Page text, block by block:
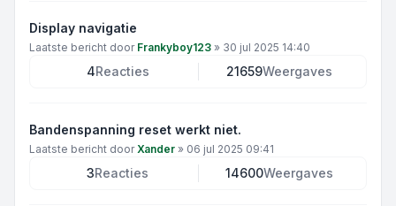
Display navigatie
Laatste bericht door Frankyboy123 » 30 jul 2025 14:40
4Reacties 21659Weergaves
Bandenspanning reset werkt niet.
Laatste bericht doorXander » 06 jul 2025 09:41
3Reacties 14600Weergaves